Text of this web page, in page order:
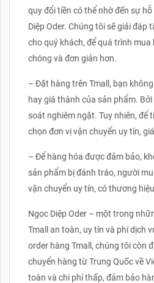
quy đổi tiền có thể nhờ đến sự
Diệp Oder. Chúng tôi sẽ giải đáp
cho quý khách, để quá trình mua
chóng và đơn giản hơn.
– Đặt hàng trên Tmall, bạn
hay giá thành của sản phẩm.
soát nghiêm ngặt. Tuy nhiên, để
chọn đơn vị vận chuyển uy tín,
– Để hàng hóa được đảm bảo,
sản phẩm bị đánh tráo, người
vận chuyển uy tín, có thương
Ngọc Diệp Oder – một trong
Tmall an toàn, uy tín và phí dịch
order hàng Tmall, chúng tôi còn
chuyển hàng từ Trung Quốc về
toàn và chi phí thấp, đảm bảo